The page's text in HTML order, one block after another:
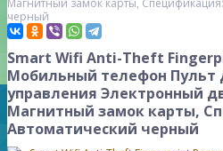
Магнитный замок карты, Спецификация:
черный
Smart Wifi Anti-Theft
Мобильный телефон Пульт
управления Электронный
Магнитный замок карты,
Автоматический черный